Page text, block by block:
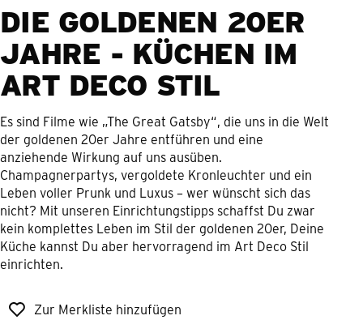
DIE GOLDENEN 20ER
JAHRE - KÜCHEN IM
ART DECO STIL
Es sind Filme wie „The Great Gatsby“, die uns in die Welt
der goldenen 20er Jahre entführen und eine
anziehende Wirkung auf uns ausüben.
Champagnerpartys, vergoldete Kronleuchter und ein
Leben voller Prunk und Luxus – wer wünscht sich das
nicht? Mit unseren Einrichtungstipps schaffst Du zwar
kein komplettes Leben im Stil der goldenen 20er, Deine
Küche kannst Du aber hervorragend im Art Deco Stil
einrichten.
Zur Merkliste hinzufügen